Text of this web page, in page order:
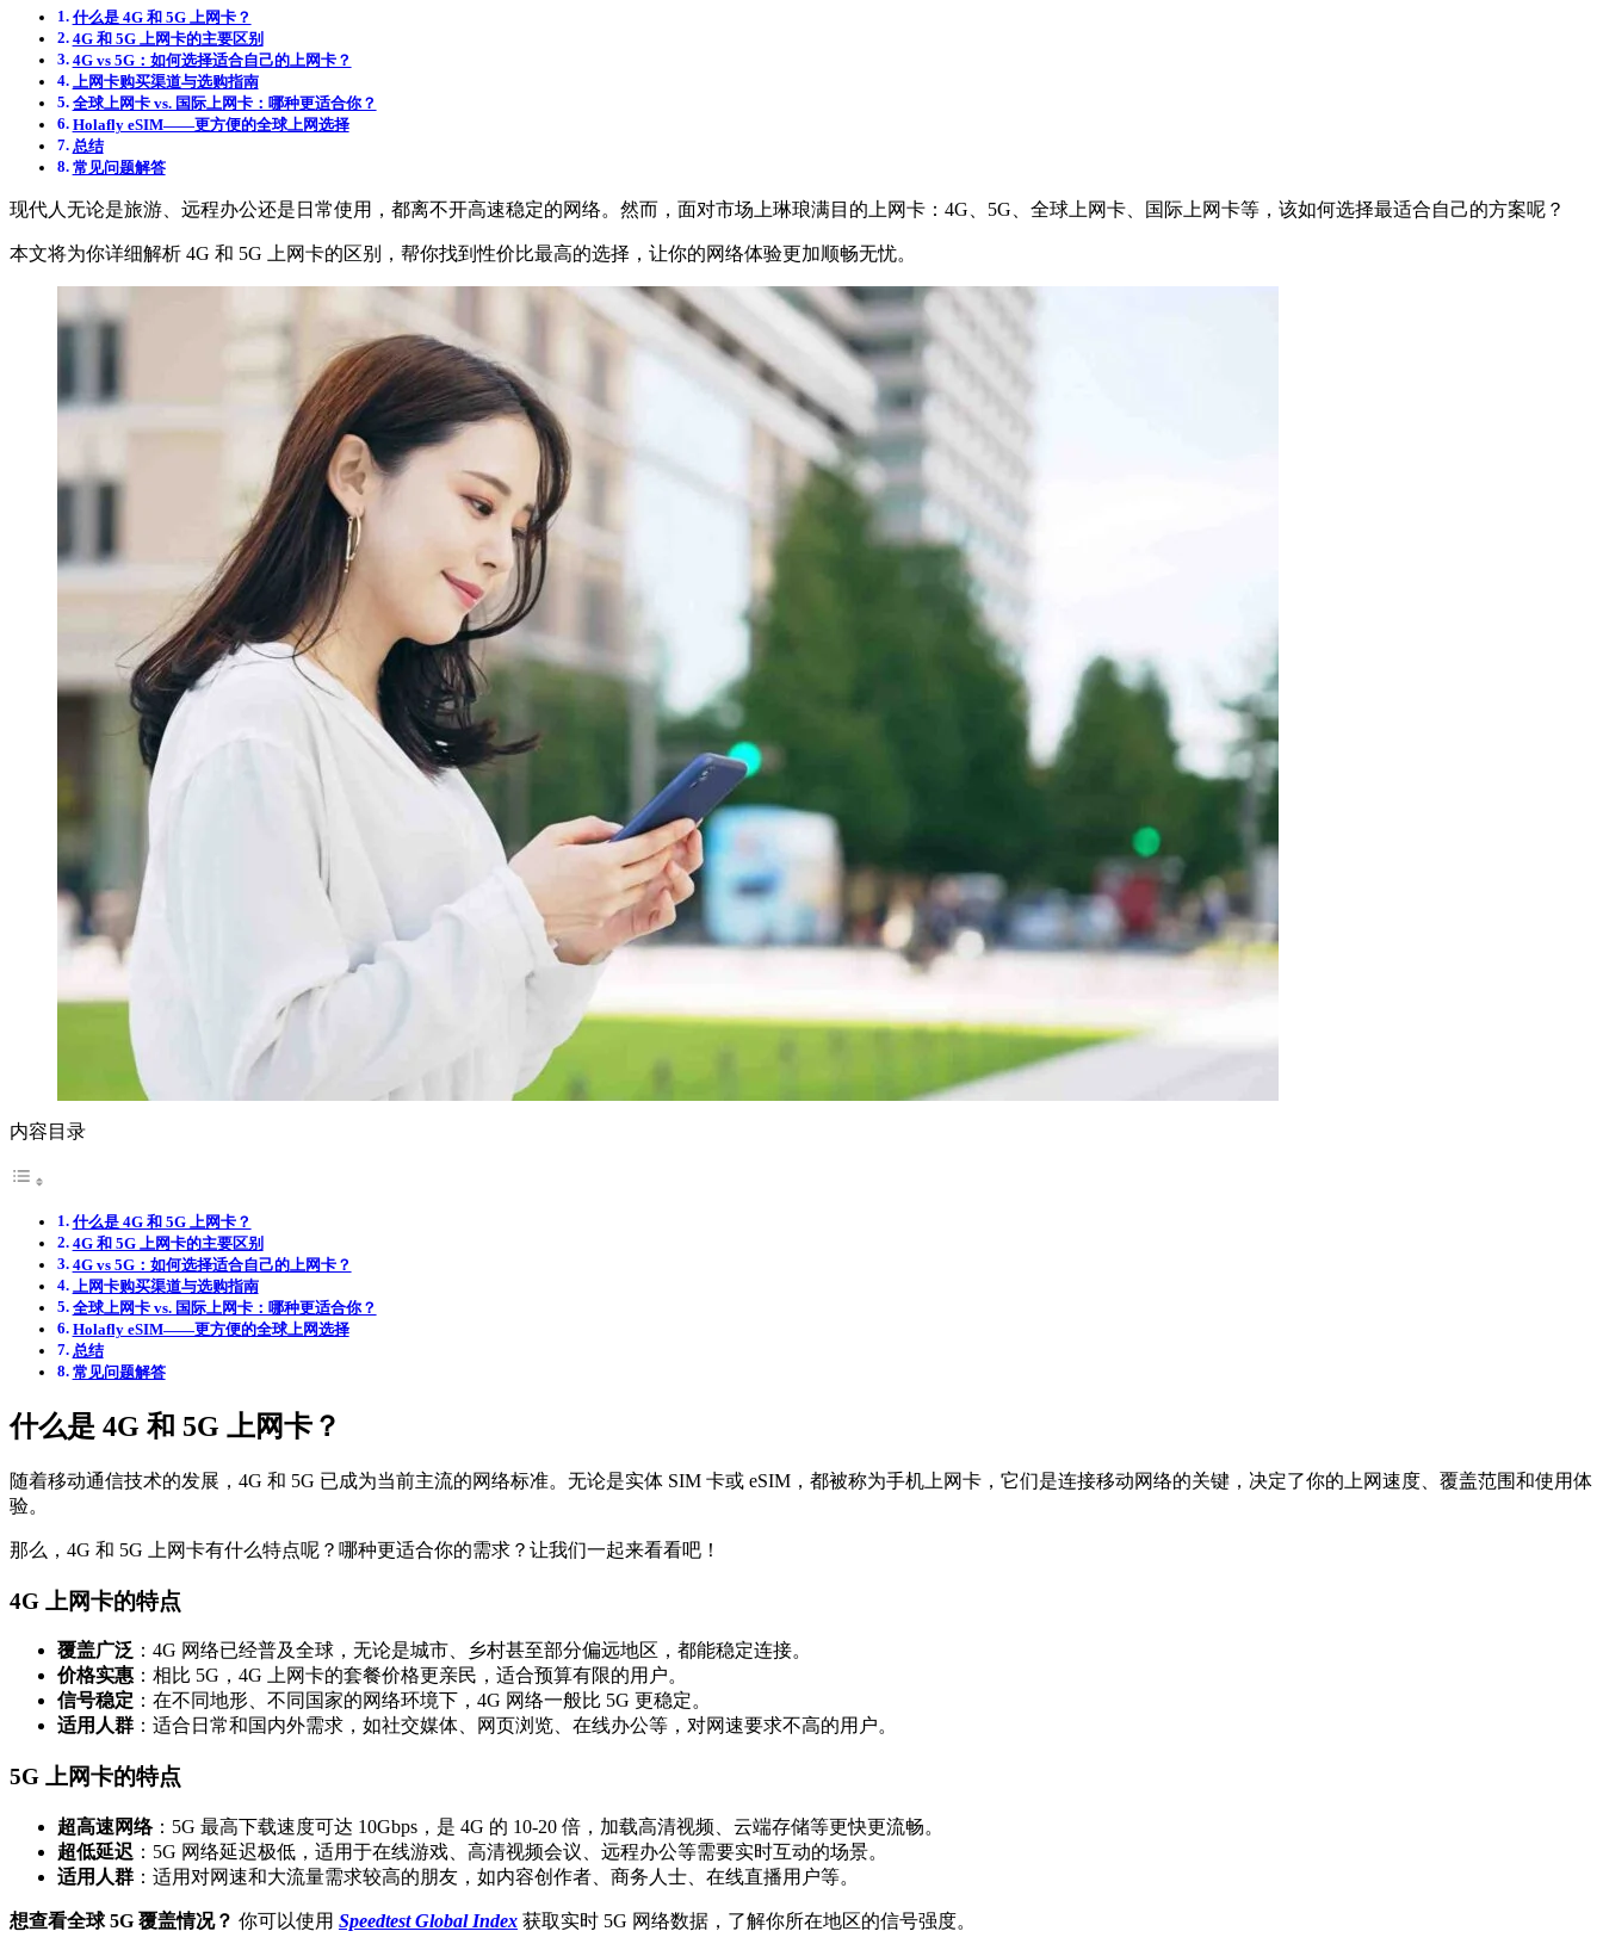
什么是 4G 和 5G 上网卡？
4G 和 5G 上网卡的主要区别
4G vs 5G：如何选择适合自己的上网卡？
上网卡购买渠道与选购指南
全球上网卡 vs. 国际上网卡：哪种更适合你？
Holafly eSIM——更方便的全球上网选择
总结
常见问题解答
现代人无论是旅游、远程办公还是日常使用，都离不开高速稳定的网络。然而，面对市场上琳琅满目的上网卡：4G、5G、全球上网卡、国际上网卡等，该如何选择最适合自己的方案呢？
本文将为你详细解析 4G 和 5G 上网卡的区别，帮你找到性价比最高的选择，让你的网络体验更加顺畅无忧。
内容目录
什么是 4G 和 5G 上网卡？
4G 和 5G 上网卡的主要区别
4G vs 5G：如何选择适合自己的上网卡？
上网卡购买渠道与选购指南
全球上网卡 vs. 国际上网卡：哪种更适合你？
Holafly eSIM——更方便的全球上网选择
总结
常见问题解答
什么是 4G 和 5G 上网卡？
随着移动通信技术的发展，4G 和 5G 已成为当前主流的网络标准。无论是实体 SIM 卡或 eSIM，都被称为手机上网卡，它们是连接移动网络的关键，决定了你的上网速度、覆盖范围和使用体
验。
那么，4G 和 5G 上网卡有什么特点呢？哪种更适合你的需求？让我们一起来看看吧！
4G 上网卡的特点
覆盖广泛 ：4G 网络已经普及全球，无论是城市、乡村甚至部分偏远地区，都能稳定连接。
价格实惠 ：相比 5G，4G 上网卡的套餐价格更亲民，适合预算有限的用户。
信号稳定 ：在不同地形、不同国家的网络环境下，4G 网络一般比 5G 更稳定。
适用人群 ：适合日常和国内外需求，如社交媒体、网页浏览、在线办公等，对网速要求不高的用户。
5G 上网卡的特点
超高速网络：5G 最高下载速度可达 10Gbps，是 4G 的 10-20 倍，加载高清视频、云端存储等更快更流畅。
超低延迟 ：5G 网络延迟极低，适用于在线游戏、高清视频会议、远程办公等需要实时互动的场景。
适用人群 ：适用对网速和大流量需求较高的朋友，如内容创作者、商务人士、在线直播用户等。
想查看全球 5G 覆盖情况？ 你可以使用 Speedtest Global Index 获取实时 5G 网络数据，了解你所在地区的信号强度。